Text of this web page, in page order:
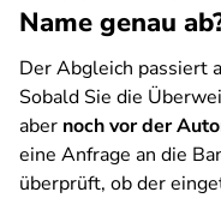
Name genau
Der Abgleich passiert
Sobald Sie die
aber noch vor der
eine Anfrage an die
überprüft, ob der